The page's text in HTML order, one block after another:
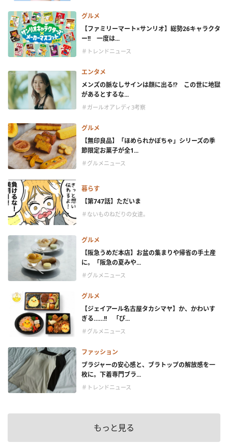
グルメ
【ファミリーマート×サンリオ】総勢26キャラクタ
ー!! 一度は...
＃トレンドニュース
エンタメ
メンズの脈なしサインは顔に出る!? この世に地獄
があるとするな...
＃ガールオアレディ3考察
グルメ
【無印良品】「ほめられかぼちゃ」シリーズの季
節限定お菓子が全1...
＃グルメニュース
暮らす
【第747話】ただいま
＃ないものねだりの女達。
グルメ
【阪急うめだ本店】お盆の集まりや帰省の手土産
に。「阪急の夏みや...
＃グルメニュース
グルメ
【ジェイアール名古屋タカシマヤ】か、かわいす
ぎる……!! 「ぴ...
＃グルメニュース
ファッション
ブラジャーの安心感と、ブラトップの解放感を一
枚に。下着専門ブラ...
＃トレンドニュース
もっと見る